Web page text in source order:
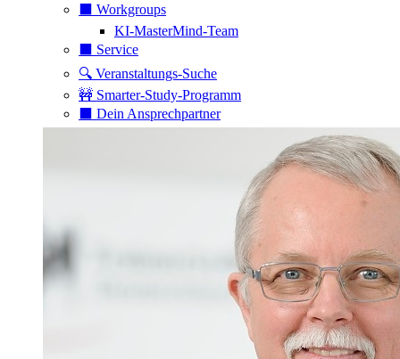
⬛️ Workgroups
KI-MasterMind-Team
⬛️ Service
🔍 Veranstaltungs-Suche
🚧 Smarter-Study-Programm
⬛️ Dein Ansprechpartner